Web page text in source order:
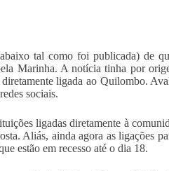
tal como foi publicada) de
Marinha. A notícia tinha por
ligada ao Quilombo.
sociais.
ligadas diretamente à
Aliás, ainda agora as ligações
estão em recesso até o dia 18.